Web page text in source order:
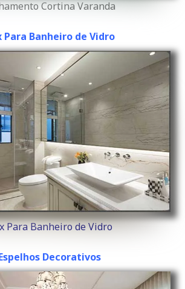
Cortina Varanda
Para Banheiro de Vidro
Para Banheiro de Vidro
Decorativos